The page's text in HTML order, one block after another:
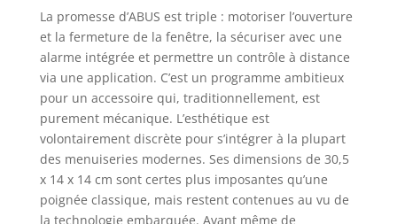
nécessaire.
L'entraînement de
fenêtre utilise les
trous de vis de la
poignée de fenêtre
précédente et est
alimenté par des
piles remplaçables
(6 piles AA
incluses) Avec
fonction d'alarme :
alerte précoce en
La promesse d’ABUS est triple : motoriser l’ouverture
et la fermeture de la fenêtre, la sécuriser avec une
alarme intégrée et permettre un contrôle à distance
via une application. C’est un programme ambitieux
pour un accessoire qui, traditionnellement, est
purement mécanique. L’esthétique est
volontairement discrète pour s’intégrer à la plupart
des menuiseries modernes. Ses dimensions de 30,5
x 14 x 14 cm sont certes plus imposantes qu’une
poignée classique, mais restent contenues au vu de
la technologie embarquée. Avant même de